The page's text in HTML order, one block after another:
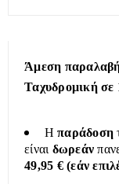
Άμεση
Ταχυδρομική σε
Ηπαράδοση
είναι δωρεάν
49,95 € (εάν